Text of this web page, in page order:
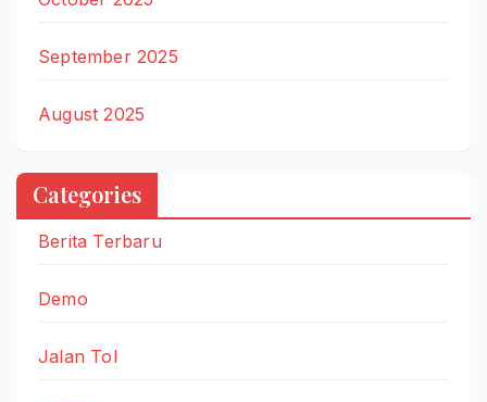
September 2025
August 2025
Categories
Berita Terbaru
Demo
Jalan Tol